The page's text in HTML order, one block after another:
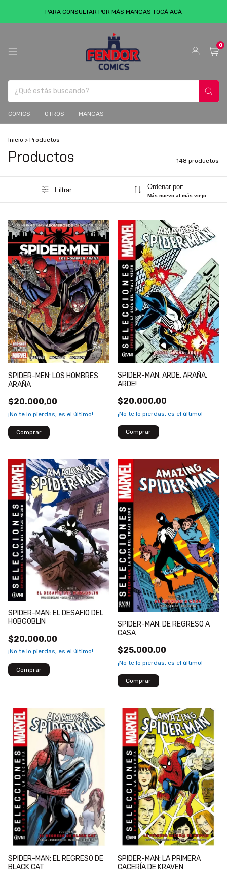
PARA CONSULTAR POR MÁS MANGAS TOCÁ ACÁ
0
COMICS OTROS MANGAS
Inicio > Productos
Productos 148 productos
Filtrar Ordenar por:
Más nuevo al más viejo
SPIDER-MEN: LOS HOMBRES
ARAÑA
$20.000,00
¡No te lo pierdas, es el último!
SPIDER-MAN: ARDE, ARAÑA,
ARDE!
$20.000,00
¡No te lo pierdas, es el último!
SPIDER-MAN: EL DESAFIO DEL
HOBGOBLIN
$20.000,00
¡No te lo pierdas, es el último!
SPIDER-MAN: DE REGRESO A
CASA
$25.000,00
¡No te lo pierdas, es el último!
SPIDER-MAN: EL REGRESO DE
BLACK CAT
SPIDER-MAN: LA PRIMERA
CACERÍA DE KRAVEN